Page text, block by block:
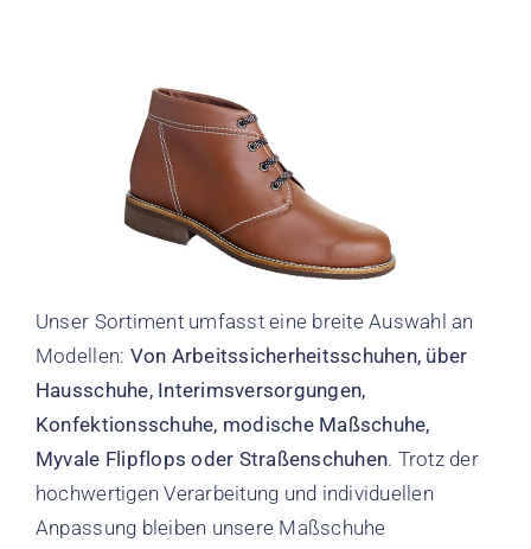
Unser Sortiment umfasst eine breite Auswahl an
Modellen: Von Arbeitssicherheitsschuhen, über
Hausschuhe, Interimsversorgungen,
Konfektionsschuhe, modische Maßschuhe,
Myvale Flipflops oder Straßenschuhen. Trotz der
hochwertigen Verarbeitung und individuellen
Anpassung bleiben unsere Maßschuhe